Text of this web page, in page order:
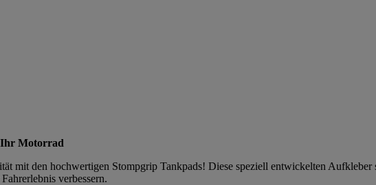
Motorrad
mit den hochwertigen Stompgrip Tankpads! Diese speziell entwickelten
verbessern.